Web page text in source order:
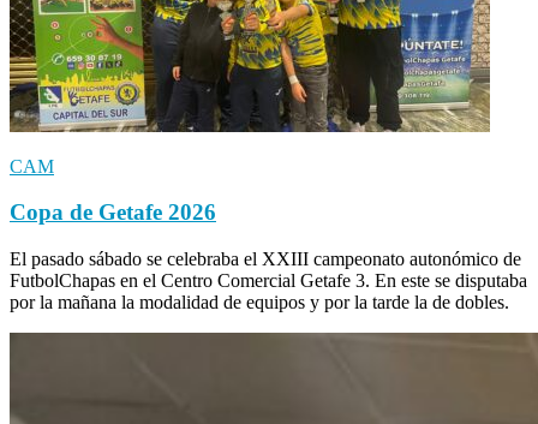
CAM
Copa de Getafe 2026
El pasado sábado se celebraba el XXIII campeonato autonómico de
FutbolChapas en el Centro Comercial Getafe 3. En este se disputaba
por la mañana la modalidad de equipos y por la tarde la de dobles.